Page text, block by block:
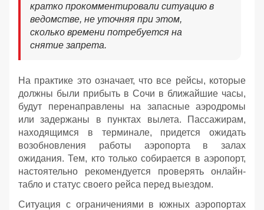
кратко прокомментировали ситуацию в
ведомстве, не уточняя при этом,
сколько времени потребуется на
снятие запрета.
На практике это означает, что все рейсы, которые
должны были прибыть в Сочи в ближайшие часы,
будут перенаправлены на запасные аэродромы
или задержаны в пунктах вылета. Пассажирам,
находящимся в терминале, придется ожидать
возобновления работы аэропорта в залах
ожидания. Тем, кто только собирается в аэропорт,
настоятельно рекомендуется проверять онлайн-
табло и статус своего рейса перед выездом.
Ситуация с ограничениями в южных аэропортах